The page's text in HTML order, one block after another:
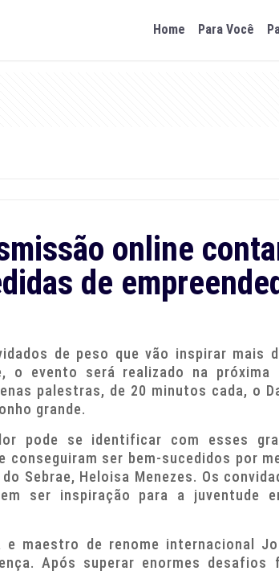
Home Para Você
online
de
de peso que vão inspirar mais
o evento será realizado na
palestras, de 20 minutos cada, o
grande.
pode se identificar com esses
ser bem-sucedidos por
Sebrae, Heloisa Menezes. Os
ser inspiração para a juventude
maestro de renome internacional
Após superar enormes